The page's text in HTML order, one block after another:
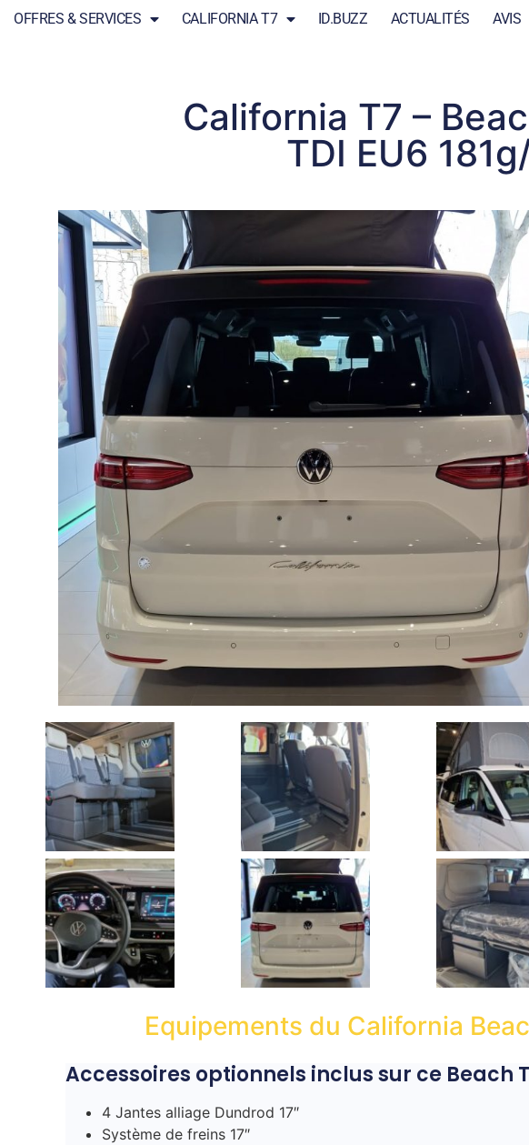
OFFRES & SERVICES CALIFORNIA T7 ID.BUZZ ACTUALITÉS AVIS
California T7 –
TDI EU6
Equipements du California
Accessoires optionnels inclus sur ce Beach
4 Jantes alliage Dundrod 17″
Système de freins 17″